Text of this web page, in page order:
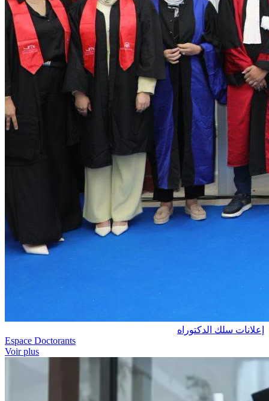
إعلانات سلك الدكتوراه
Espace Doctorants
Voir plus